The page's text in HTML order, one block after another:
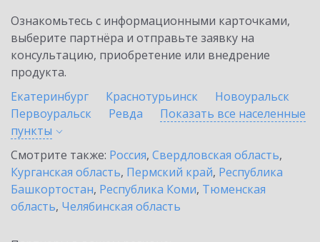
Ознакомьтесь с информационными карточками,
выберите партнёра и отправьте заявку на
консультацию, приобретение или внедрение
продукта.
Екатеринбург
Краснотурьинск
Новоуральск
Первоуральск
Ревда
Показать все населенные
пункты
Смотрите также: Россия, Свердловская область,
Курганская область, Пермский край, Республика
Башкортостан, Республика Коми, Тюменская
область, Челябинская область